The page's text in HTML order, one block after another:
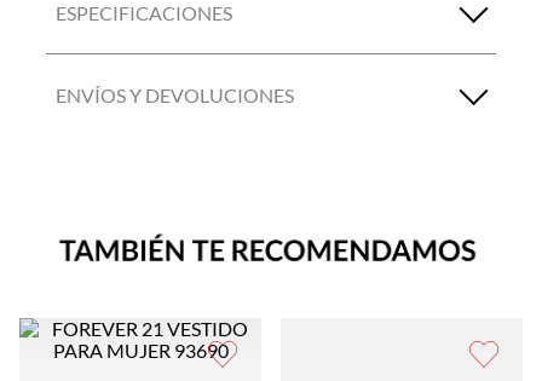
ESPECIFICACIONES
ENVÍOS Y DEVOLUCIONES